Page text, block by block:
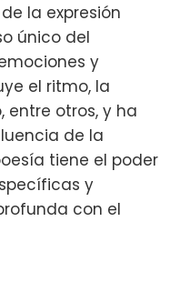
la expresión
único del
y
el ritmo, la
entre otros, y ha
de la
tiene el poder
y
con el